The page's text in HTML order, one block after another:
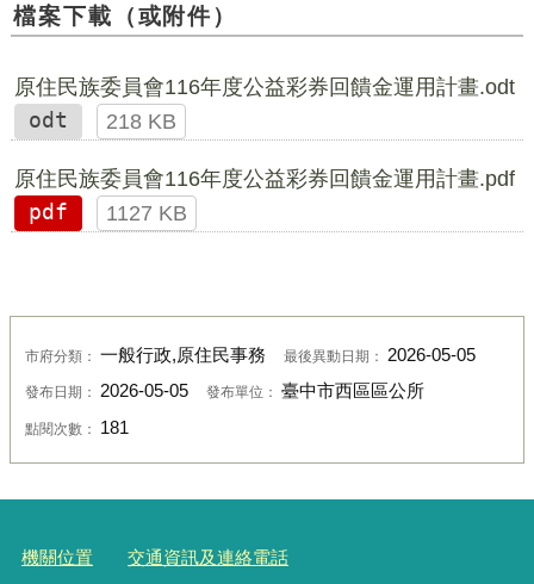
檔案下載（或附件）
原住民族委員會116年度公益彩券回饋金運用計畫.odt
odt
218 KB
原住民族委員會116年度公益彩券回饋金運用計畫.pdf
pdf
1127 KB
市府分類： 一般行政,原住民事務 最後異動日期： 2026-05-05
發布日期： 2026-05-05 發布單位： 臺中市西區區公所
點閱次數： 181
機關位置 交通資訊及連絡電話